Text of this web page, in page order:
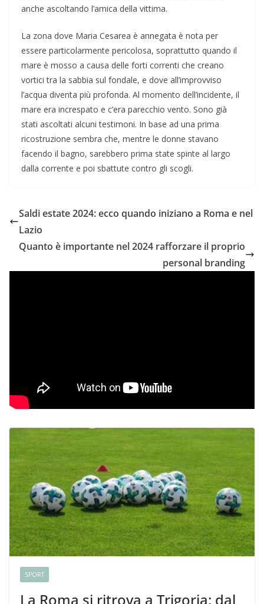
anche ascoltando l’amica della vittima.
La zona dove Maria Cesarea è annegata è nota per
essere particolarmente pericolosa, soprattutto quando il
mare è mosso a causa delle forti correnti che creano
vortici tra la sabbia sul fondale, e dove all’improvviso
l’acqua diventa più profonda. Al momento dell’incidente, il
mare era increspato e c’era parecchio vento. Sono già
stati ascoltati alcuni testimoni. In base ad una prima
ricostruzione sembra che, mentre le donne stavano
facendo il bagno, sarebbero prima state spinte al largo
dalla corrente e poi sbattute contro gli scogli.
Saldi estate 2024: ecco quando iniziano a Roma e nel
Lazio
Quanto è importante nel 2024 rafforzare il proprio
personal branding
SPORT
La Roma si ritrova a Trigoria: dal